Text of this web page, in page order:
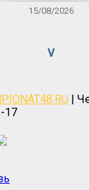
15/08/2026
V
|
17